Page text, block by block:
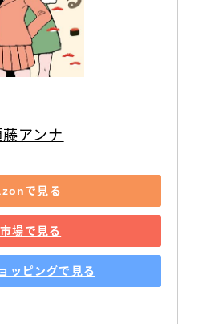
アンナ
で見る
場で見る
ッピングで見る